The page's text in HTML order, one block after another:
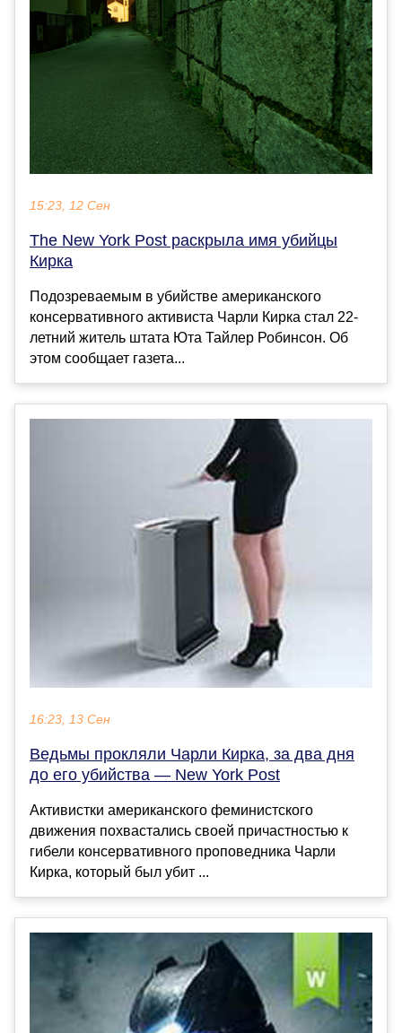
15:23, 12 Сен
The New York Post раскрыла имя убийцы
Кирка
Подозреваемым в убийстве американского
консервативного активиста Чарли Кирка стал 22-
летний житель штата Юта Тайлер Робинсон. Об
этом сообщает газета...
16:23, 13 Сен
Ведьмы прокляли Чарли Кирка, за два дня
до его убийства — New York Post
Активистки американского феминистского
движения похвастались своей причастностью к
гибели консервативного проповедника Чарли
Кирка, который был убит ...